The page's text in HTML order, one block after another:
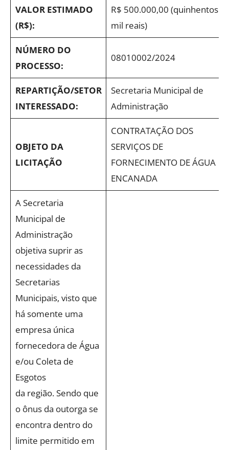
VALOR ESTIMADO
(R$):
R$ 500.000,00 (quinhentos
mil reais)
NÚMERO DO
PROCESSO:
08010002/2024
REPARTIÇÃO/SETOR
INTERESSADO:
Secretaria Municipal de
Administração
OBJETO DA
LICITAÇÃO
CONTRATAÇÃO DOS
SERVIÇOS DE
FORNECIMENTO DE ÁGUA
ENCANADA
A Secretaria
Municipal de
Administração
objetiva suprir as
necessidades da
Secretarias
Municipais, visto que
há somente uma
empresa única
fornecedora de Água
e/ou Coleta de
Esgotos
da região. Sendo que
o ônus da outorga se
encontra dentro do
limite permitido em